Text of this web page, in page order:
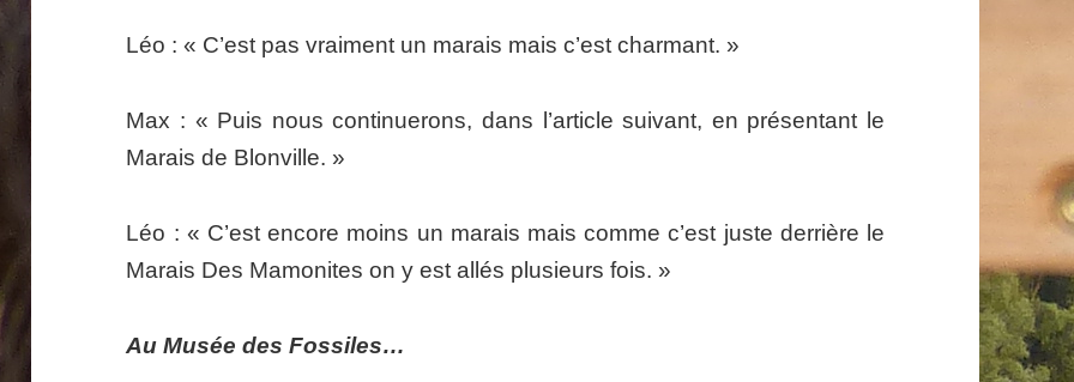
Léo : « C’est pas vraiment un marais mais c’est charmant. »
Max : « Puis nous continuerons, dans l’article suivant, en présentant le
Marais de Blonville. »
Léo : « C’est encore moins un marais mais comme c’est juste derrière le
Marais Des Mamonites on y est allés plusieurs fois. »
Au Musée des Fossiles…